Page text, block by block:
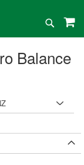
Suche
Balance